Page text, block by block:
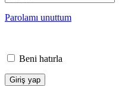
Parolamı unuttum
Beni hatırla